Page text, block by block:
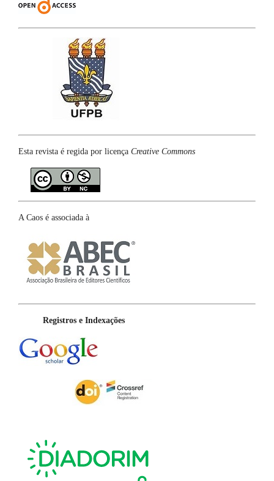
Esta revista é regida por licença Creative Commons
A Caos é associada à
Registros e Indexações